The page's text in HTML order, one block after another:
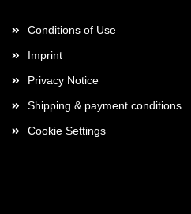
Conditions of Use
Imprint
Privacy Notice
Shipping & payment conditions
Cookie Settings